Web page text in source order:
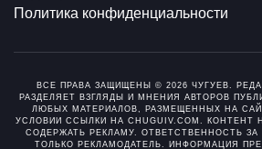
Политика конфиденциальности
ВСЕ ПРАВА ЗАЩИЩЕНЫ © 2026 ЧУГУЕВ.
РАЗДЕЛЯЕТ ВЗГЛЯДЫ И МНЕНИЯ АВТОРОВ
ЛЮБЫХ МАТЕРИАЛОВ, РАЗМЕЩЕННЫХ НА
УСЛОВИИ ССЫЛКИ НА CHUGUIV.COM.
СОДЕРЖАТЬ РЕКЛАМУ. ОТВЕТСТВЕННОСТЬ
ТОЛЬКО РЕКЛАМОДАТЕЛЬ. ИНФОРМАЦИЯ